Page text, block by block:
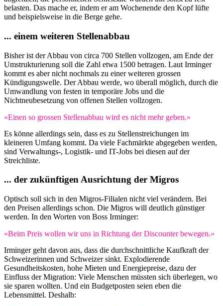
belasten. Das mache er, indem er am Wochenende den Kopf lüfte
und beispielsweise in die Berge gehe.
... einem weiteren Stellenabbau
Bisher ist der Abbau von circa 700 Stellen vollzogen, am Ende der
Umstrukturierung soll die Zahl etwa 1500 betragen. Laut Irminger
kommt es aber nicht nochmals zu einer weiteren grossen
Kündigungswelle. Der Abbau werde, wo überall möglich, durch die
Umwandlung von festen in temporäre Jobs und die
Nichtneubesetzung von offenen Stellen vollzogen.
«Einen so grossen Stellenabbau wird es nicht mehr geben.»
Es könne allerdings sein, dass es zu Stellenstreichungen im
kleineren Umfang kommt. Da viele Fachmärkte abgegeben werden,
sind Verwaltungs-, Logistik- und IT-Jobs bei diesen auf der
Streichliste.
... der zukünftigen Ausrichtung der Migros
Optisch soll sich in den Migros-Filialen nicht viel verändern. Bei
den Preisen allerdings schon. Die Migros will deutlich günstiger
werden. In den Worten von Boss Irminger:
«Beim Preis wollen wir uns in Richtung der Discounter bewegen.»
Irminger geht davon aus, dass die durchschnittliche Kaufkraft der
Schweizerinnen und Schweizer sinkt. Explodierende
Gesundheitskosten, hohe Mieten und Energiepreise, dazu der
Einfluss der Migration: Viele Menschen müssten sich überlegen, wo
sie sparen wollten. Und ein Budgetposten seien eben die
Lebensmittel. Deshalb: